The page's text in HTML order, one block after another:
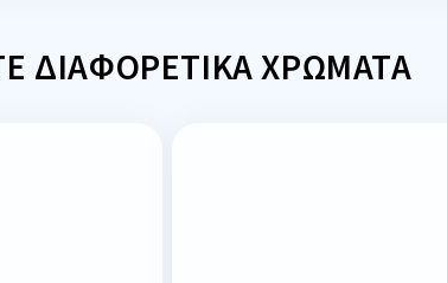
ΔΙΑΦΟΡΕΤΙΚΆ ΧΡΏΜΑΤΑ